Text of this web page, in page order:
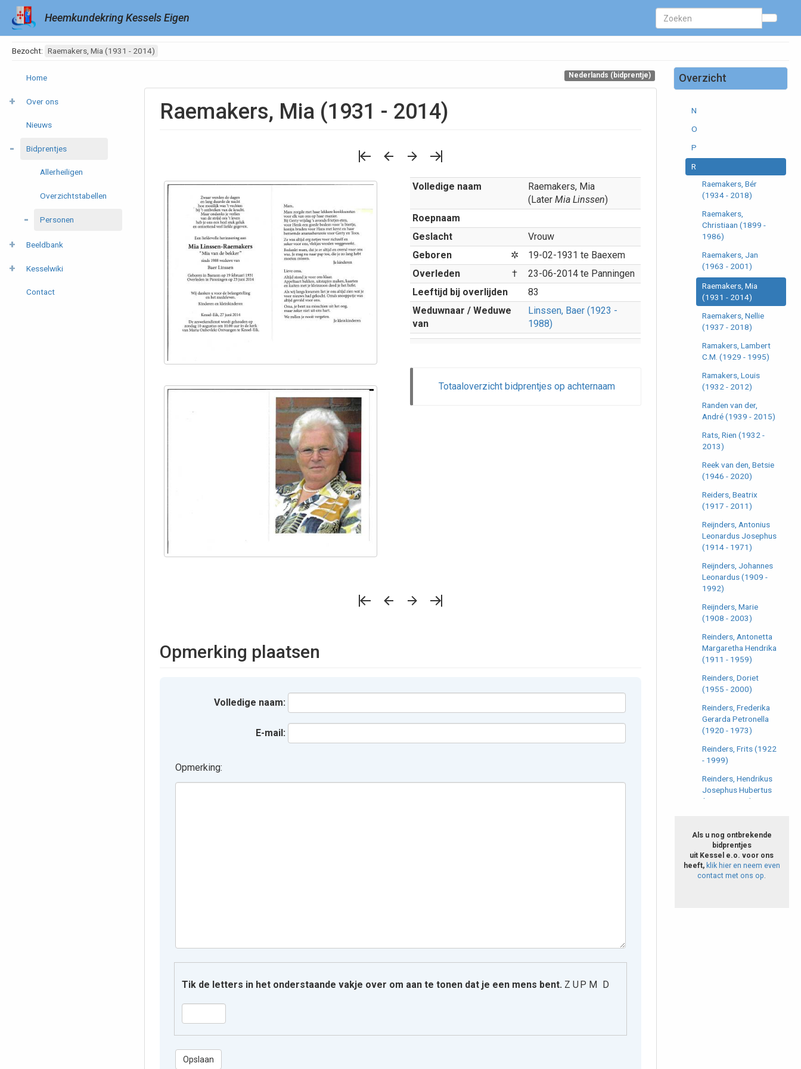
Heemkundekring Kessels Eigen
Bezocht: Raemakers, Mia (1931 - 2014)
Home
Over ons
Nieuws
Bidprentjes
Allerheiligen
Overzichtstabellen
Personen
Beeldbank
Kesselwiki
Contact
Nederlands (bidprentje)
Raemakers, Mia (1931 - 2014)
Volledige naam
Raemakers, Mia
(LaterMia Linssen)
Roepnaam
Geslacht
Vrouw
Geboren
✲
19-02-1931 te Baexem
Overleden
†
23-06-2014 te Panningen
Leeftijd bij overlijden
83
Weduwnaar / Weduwe
van
Linssen, Baer (1923 -
1988)
Totaaloverzicht bidprentjes op achternaam
Opmerking plaatsen
Volledige naam:
E-mail:
Opmerking:
Tik de letters in het onderstaande vakje over om aan te tonen dat je een mens bent. Z U P M D
Overzicht
H
J
M
N
O
P
R
Raemakers, Bér
(1934 - 2018)
Raemakers,
Christiaan (1899 -
1986)
Raemakers, Jan
(1963 - 2001)
Raemakers, Mia
(1931 - 2014)
Raemakers, Nellie
(1937 - 2018)
Ramakers, Lambert
C.M. (1929 - 1995)
Ramakers, Louis
(1932 - 2012)
Randen van der,
André (1939 - 2015)
Rats, Rien (1932 -
2013)
Reek van den, Betsie
(1946 - 2020)
Reiders, Beatrix
(1917 - 2011)
Reijnders, Antonius
Leonardus Josephus
(1914 - 1971)
Reijnders, Johannes
Leonardus (1909 -
1992)
Reijnders, Marie
(1908 - 2003)
Reinders, Antonetta
Margaretha Hendrika
(1911 - 1959)
Reinders, Doriet
(1955 - 2000)
Reinders, Frederika
Gerarda Petronella
(1920 - 1973)
Reinders, Frits (1922
- 1999)
Reinders, Hendrikus
Josephus Hubertus
(1883 - 1953)
Antonius Hubertus
(1900 - 1979)
Reinders, Lei (1919 -
2007)
Als u nog ontbrekende
bidprentjes
uit Kessel e.o. voor ons
heeft, klik hier en neem even
contact met ons op